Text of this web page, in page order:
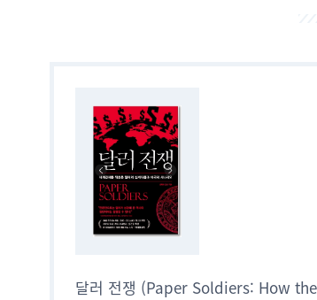
달러 전쟁 (Paper Soldiers: How